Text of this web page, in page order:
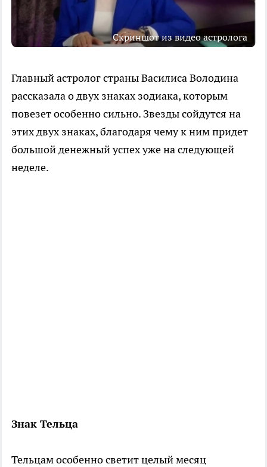
Скриншот из видео астролога
Главный астролог страны Василиса Володина
рассказала о двух знаках зодиака, которым
повезет особенно сильно. Звезды сойдутся на
этих двух знаках, благодаря чему к ним придет
большой денежный успех уже на следующей
неделе.
Знак Тельца
Тельцам особенно светит целый месяц